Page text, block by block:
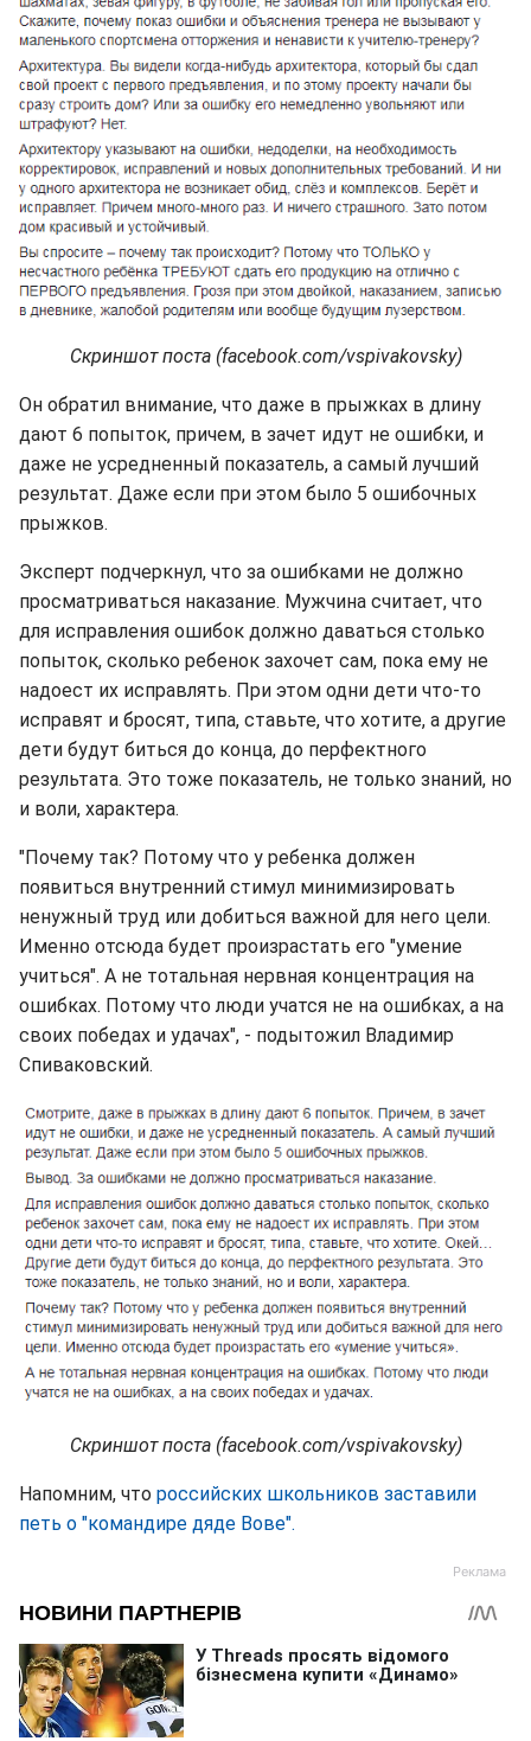
Скриншот поста (facebook.com/vspivakovsky)
Он обратил внимание, что даже в прыжках в длину
дают 6 попыток, причем, в зачет идут не ошибки, и
даже не усредненный показатель, а самый лучший
результат. Даже если при этом было 5 ошибочных
прыжков.
Эксперт подчеркнул, что за ошибками не должно
просматриваться наказание. Мужчина считает, что
для исправления ошибок должно даваться столько
попыток, сколько ребенок захочет сам, пока ему не
надоест их исправлять. При этом одни дети что-то
исправят и бросят, типа, ставьте, что хотите, а другие
дети будут биться до конца, до перфектного
результата. Это тоже показатель, не только знаний, но
и воли, характера.
"Почему так? Потому что у ребенка должен
появиться внутренний стимул минимизировать
ненужный труд или добиться важной для него цели.
Именно отсюда будет произрастать его "умение
учиться". А не тотальная нервная концентрация на
ошибках. Потому что люди учатся не на ошибках, а на
своих победах и удачах", - подытожил Владимир
Спиваковский.
Скриншот поста (facebook.com/vspivakovsky)
Напомним, что российских школьников заставили
петь о "командире дяде Вове".